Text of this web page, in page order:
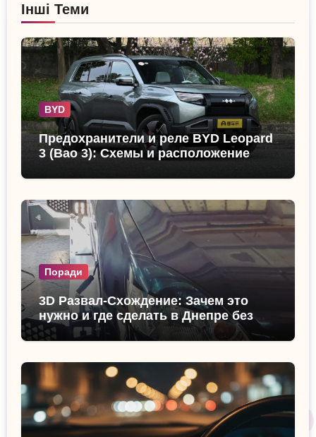
Інші Теми
BYD
Предохранители и реле BYD Leopard
3 (Bao 3): Схемы и расположение
Поради
3D Развал-Схождение: Зачем это
нужно и где сделать в Днепре без
очереди?